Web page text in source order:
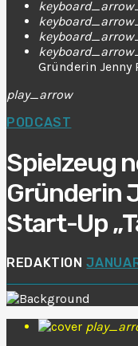
Gründerin Jenny
play_arrow
PODCAST
Spielzeug
Gründerin
Start-Up
REDAKTION